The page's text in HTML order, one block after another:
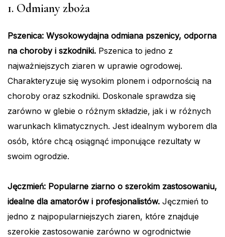
1. Odmiany zboża
Pszenica: Wysokowydajna odmiana pszenicy, odporna
na choroby i szkodniki. Pszenica to jedno z
najważniejszych ziaren w uprawie ogrodowej.
Charakteryzuje się wysokim plonem i odpornością na
choroby oraz szkodniki. Doskonale sprawdza się
zarówno w glebie o różnym składzie, jak i w różnych
warunkach klimatycznych. Jest idealnym wyborem dla
osób, które chcą osiągnąć imponujące rezultaty w
swoim ogrodzie.
Jęczmień: Popularne ziarno o szerokim zastosowaniu,
idealne dla amatorów i profesjonalistów. Jęczmień to
jedno z najpopularniejszych ziaren, które znajduje
szerokie zastosowanie zarówno w ogrodnictwie